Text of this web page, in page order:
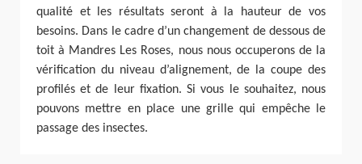
qualité et les résultats seront à la hauteur de vos
besoins. Dans le cadre d’un changement de dessous de
toit à Mandres Les Roses, nous nous occuperons de la
vérification du niveau d’alignement, de la coupe des
profilés et de leur fixation. Si vous le souhaitez, nous
pouvons mettre en place une grille qui empêche le
passage des insectes.